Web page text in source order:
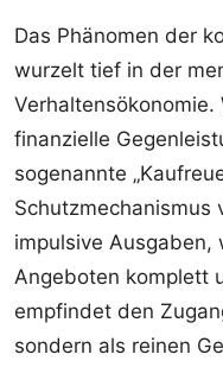
Das Phänomen der
wurzelt tief in der
Verhaltensökonomie.
finanzielle
sogenannte
Schutzmechanismus
impulsive
Angeboten komplett
empfindet den
sondern als reinen